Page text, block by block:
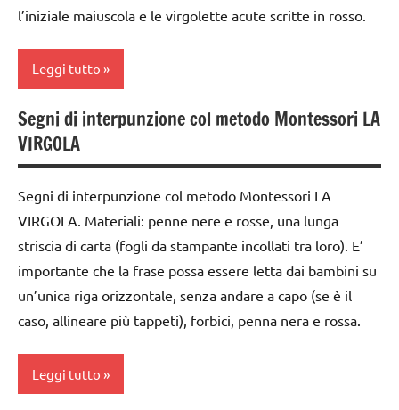
l’iniziale maiuscola e le virgolette acute scritte in rosso.
Leggi tutto
classe
1a
2a
6
anni
DIDATTICA
MONTESSORI
lettura e
Segni di interpunzione col metodo Montessori LA
VIRGOLA
Segni di interpunzione col metodo Montessori LA
VIRGOLA. Materiali: penne nere e rosse, una lunga
striscia di carta (fogli da stampante incollati tra loro). E’
importante che la frase possa essere letta dai bambini su
un’unica riga orizzontale, senza andare a capo (se è il
caso, allineare più tappeti), forbici, penna nera e rossa.
Leggi tutto